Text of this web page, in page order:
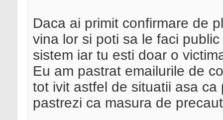
Daca ai primit confirmare de
vina lor si poti sa le faci
sistem iar tu esti doar o
Eu am pastrat emailurile de
tot ivit astfel de situatii asa
pastrezi ca masura de